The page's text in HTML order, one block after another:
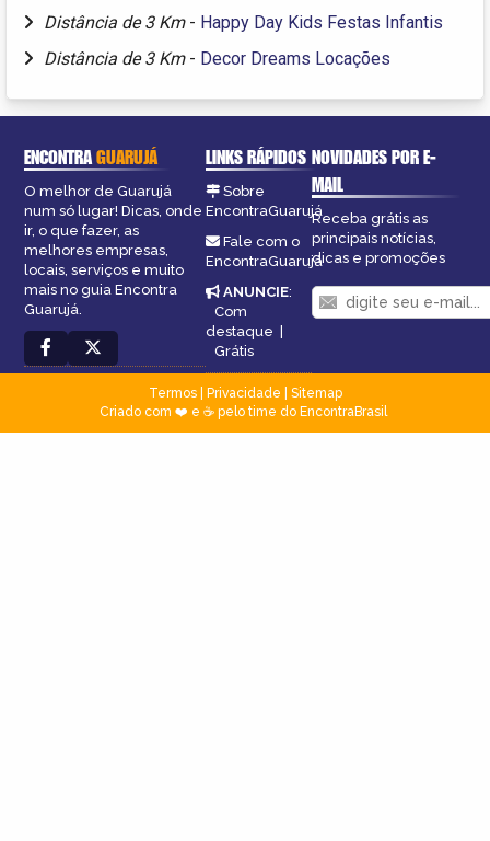
Distância de 3 Km - Happy Day Kids Festas Infantis
Distância de 3 Km - Decor Dreams Locações
ENCONTRAGUARUJÁ
O melhor de Guarujá
num só lugar! Dicas, onde
ir, o que fazer, as
melhores empresas,
locais, serviços e muito
mais no guia Encontra
Guarujá.
LINKS RÁPIDOS
Sobre
EncontraGuarujá
Fale com o
EncontraGuarujá
ANUNCIE:
Com
destaque |
Grátis
NOVIDADES POR E-
MAIL
Receba grátis as
principais notícias,
dicas e promoções
Termos| Privacidade
Sitemap
Criado com ❤️ e ☕ pelo time do EncontraBrasil